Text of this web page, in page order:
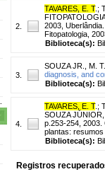
2.
TAVARES, E. T. ;
2003,
Fitopatologia,
Biblioteca(s):
3.
SOUZA JR., M. T.
diagnosis, and
Biblioteca(s):
4.
TAVARES, E. T. ;
SOUZA JÚNIOR,
p.253-254, 2003.
plantas: resumos
Biblioteca(s):
Registros